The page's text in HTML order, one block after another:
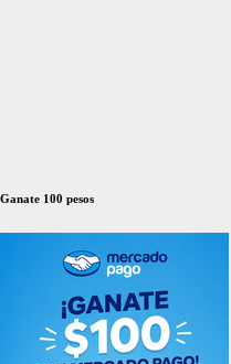
Ganate 100 pesos